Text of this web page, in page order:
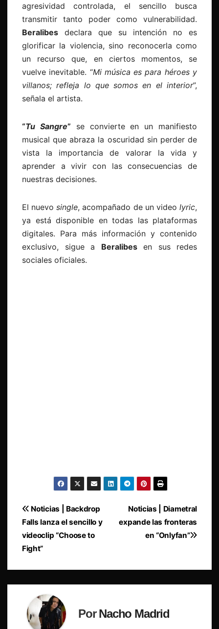
agresividad controlada, el sencillo busca
transmitir tanto poder como vulnerabilidad.
Beralibes declara que su intención no es
glorificar la violencia, sino reconocerla como
un recurso que, en ciertos momentos, se
vuelve inevitable. “Mi música es para héroes y
villanos; refleja lo que somos en el interior”,
señala el artista.
“Tu Sangre” se convierte en un manifiesto
musical que abraza la oscuridad sin perder de
vista la importancia de valorar la vida y
aprender a vivir con las consecuencias de
nuestras decisiones.
El nuevosingle, acompañado de un videolyric,
ya está disponible en todas las plataformas
digitales. Para más información y contenido
exclusivo, sigue a Beralibesen sus redes
sociales oficiales.
Navegación
de
entradas
Noticias | Diametral
expande las fronteras
en “Onlyfan”
Noticias | Backdrop
Falls lanza el sencillo y
videoclip “Choose to
Fight”
PorNacho Madrid